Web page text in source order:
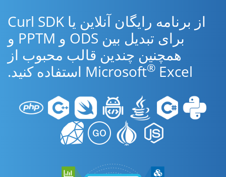
از برنامه رایگان آنلاین یا Curl SDK
برای تبدیل بین ODS و PPTM و
همچنین چندین قالب محبوب از
Microsoft® Excel استفاده کنید.